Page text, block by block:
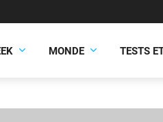
MONDE TESTS